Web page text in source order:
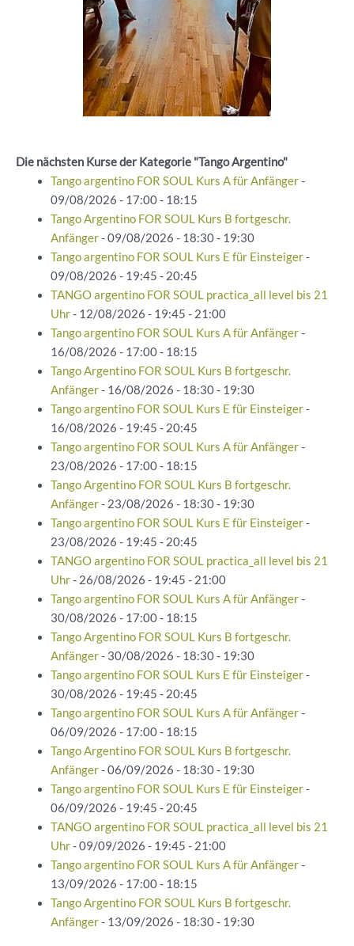
Die nächsten Kurse der Kategorie "Tango Argentino"
Tango argentino FOR SOUL Kurs A für Anfänger-
09/08/2026 - 17:00 - 18:15
Tango Argentino FOR SOUL Kurs B fortgeschr.
Anfänger- 09/08/2026 - 18:30 - 19:30
Tango argentino FOR SOUL Kurs E für Einsteiger-
09/08/2026 - 19:45 - 20:45
TANGO argentino FOR SOUL practica_all level bis 21
Uhr- 12/08/2026 - 19:45 - 21:00
Tango argentino FOR SOUL Kurs A für Anfänger-
16/08/2026 - 17:00 - 18:15
Tango Argentino FOR SOUL Kurs B fortgeschr.
Anfänger- 16/08/2026 - 18:30 - 19:30
Tango argentino FOR SOUL Kurs E für Einsteiger-
16/08/2026 - 19:45 - 20:45
Tango argentino FOR SOUL Kurs A für Anfänger-
23/08/2026 - 17:00 - 18:15
Tango Argentino FOR SOUL Kurs B fortgeschr.
Anfänger- 23/08/2026 - 18:30 - 19:30
Tango argentino FOR SOUL Kurs E für Einsteiger-
23/08/2026 - 19:45 - 20:45
TANGO argentino FOR SOUL practica_all level bis 21
Uhr- 26/08/2026 - 19:45 - 21:00
Tango argentino FOR SOUL Kurs A für Anfänger-
30/08/2026 - 17:00 - 18:15
Tango Argentino FOR SOUL Kurs B fortgeschr.
Anfänger- 30/08/2026 - 18:30 - 19:30
Tango argentino FOR SOUL Kurs E für Einsteiger-
30/08/2026 - 19:45 - 20:45
Tango argentino FOR SOUL Kurs A für Anfänger-
06/09/2026 - 17:00 - 18:15
Tango Argentino FOR SOUL Kurs B fortgeschr.
Anfänger- 06/09/2026 - 18:30 - 19:30
Tango argentino FOR SOUL Kurs E für Einsteiger-
06/09/2026 - 19:45 - 20:45
TANGO argentino FOR SOUL practica_all level bis 21
Uhr- 09/09/2026 - 19:45 - 21:00
Tango argentino FOR SOUL Kurs A für Anfänger-
13/09/2026 - 17:00 - 18:15
Tango Argentino FOR SOUL Kurs B fortgeschr.
Anfänger- 13/09/2026 - 18:30 - 19:30